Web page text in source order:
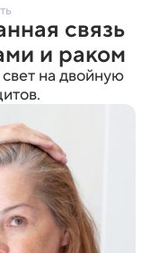
связь
и раком
на двойную